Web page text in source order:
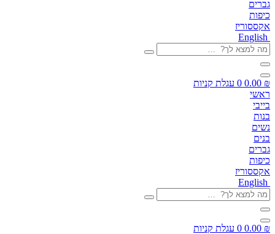
גברים
כיפות
אקססוריז
English
מה
למצא
לך?
…
0.00 ₪
0 עגלת קניות
ראשי
בייבי
בנות
נשים
בנים
גברים
כיפות
אקססוריז
English
מה
למצא
לך?
…
0.00 ₪
0 עגלת קניות